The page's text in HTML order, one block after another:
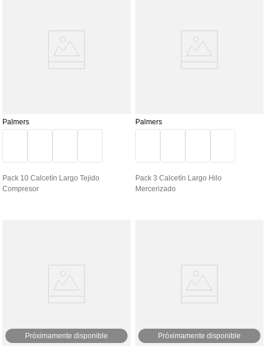
Palmers
Pack 10 Calcetín Largo Tejido
Compresor
Palmers
Pack 3 Calcetín Largo Hilo
Mercerizado
Próximamente disponible Próximamente disponible